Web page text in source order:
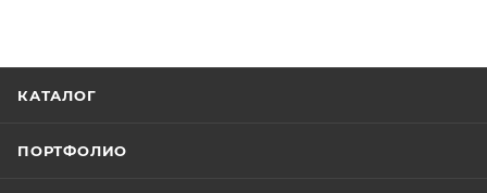
КАТАЛОГ
ПОРТФОЛИО